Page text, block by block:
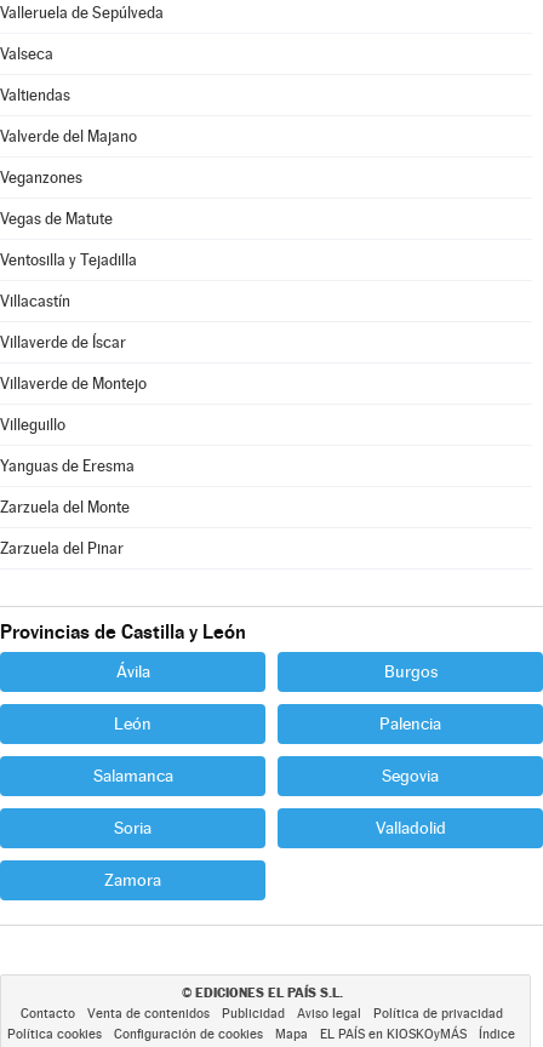
Valleruela de Sepúlveda
Valseca
Valtiendas
Valverde del Majano
Veganzones
Vegas de Matute
Ventosilla y Tejadilla
Villacastín
Villaverde de Íscar
Villaverde de Montejo
Villeguillo
Yanguas de Eresma
Zarzuela del Monte
Zarzuela del Pinar
Provincias de Castilla y León
Ávila Burgos
León Palencia
Salamanca Segovia
Soria Valladolid
Zamora
© EDICIONES EL PAÍS S.L.
Contacto Venta de contenidos Publicidad Aviso legal
Política de privacidad
Política cookies
Configuración de cookies Mapa EL PAÍS en KIOSKOyMÁS Índice